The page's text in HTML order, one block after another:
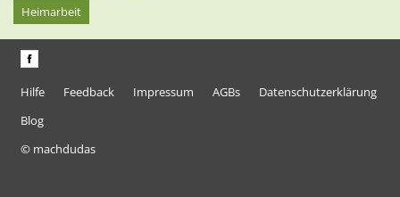
Heimarbeit
Hilfe Feedback Impressum AGBs
Datenschutzerklärung
Blog
© machdudas